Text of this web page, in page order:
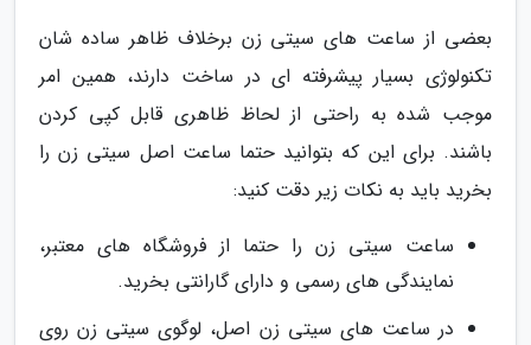
بعضی از ساعت های سیتی زن برخلاف ظاهر ساده شان
تکنولوژی بسیار پیشرفته ای در ساخت دارند، همین امر
موجب شده به راحتی از لحاظ ظاهری قابل کپی کردن
باشند. برای این که بتوانید حتما ساعت اصل سیتی زن را
بخرید باید به نکات زیر دقت کنید:
ساعت سیتی زن را حتما از فروشگاه های معتبر،
نمایندگی های رسمی و دارای گارانتی بخرید.
در ساعت های سیتی زن اصل، لوگوی سیتی زن روی